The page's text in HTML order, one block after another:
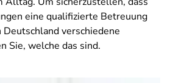
eine qualifizierte Betreuung
verschiedene
Sie, welche das sind.